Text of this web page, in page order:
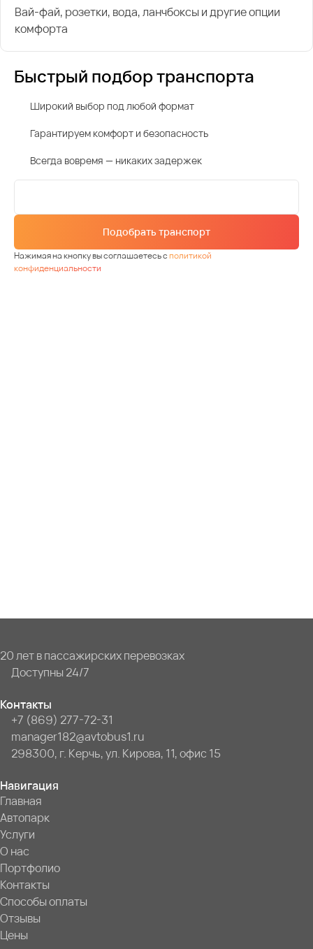
Вай-фай, розетки, вода, ланчбоксы и другие опции
комфорта
Быстрый подбор транспорта
Широкий выбор под любой формат
Гарантируем комфорт и безопасность
Всегда вовремя — никаких задержек
Подобрать транспорт
Нажимая на кнопку вы соглашаетесь сполитикой
конфиденциальности
20 лет в пассажирских перевозках
Доступны 24/7
Контакты
+7 (869) 277-72-31
manager182@avtobus1.ru
298300, г. Керчь, ул. Кирова, 11, офис 15
Навигация
Главная
Автопарк
Услуги
О нас
Портфолио
Контакты
Способы оплаты
Отзывы
Цены